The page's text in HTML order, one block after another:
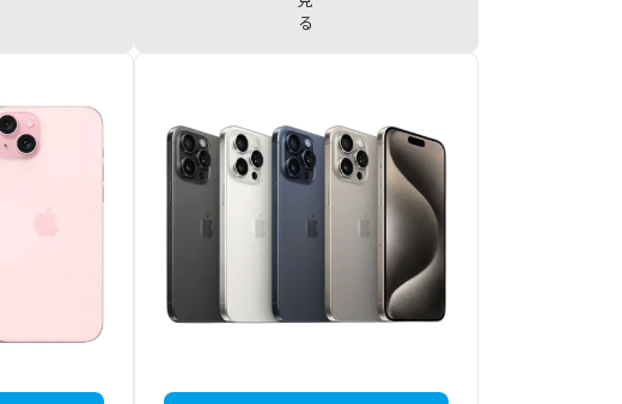
¥207,500
¥182,000
iPhone16e 256GB
¥82,000
iPhone16e 128GB
¥80,000